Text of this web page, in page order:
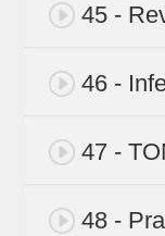
45 -
46 -
47 -
48 -